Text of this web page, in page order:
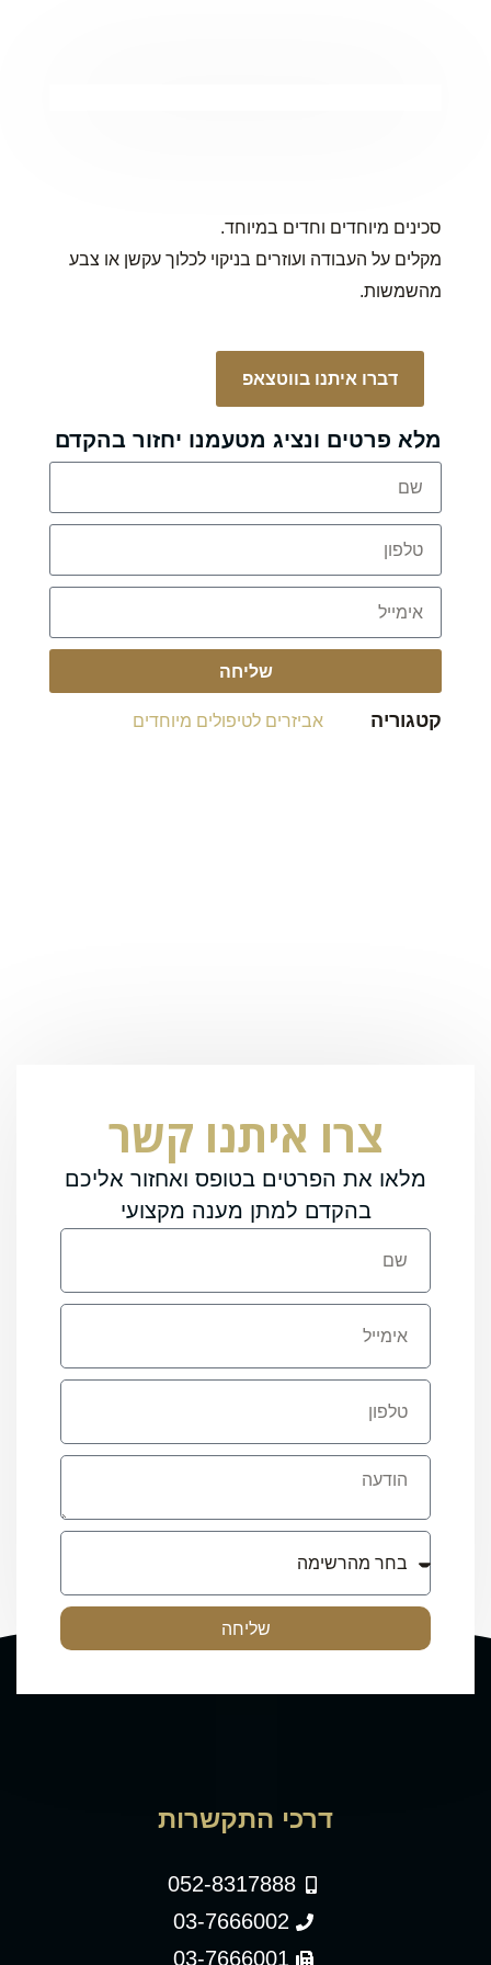
סכינים מיוחדים וחדים במיוחד.
מקלים על העבודה ועוזרים בניקוי לכלוך עקשן או צבע
מהשמשות.
דברו איתנו בווטצאפ
מלא פרטים ונציג מטעמנו יחזור בהקדם
שליחה
קטגוריה אביזרים לטיפולים מיוחדים
צרו איתנו קשר
מלאו את הפרטים בטופס ואחזור אליכם
בהקדם למתן מענה מקצועי
שליחה
דרכי התקשרות
052-8317888
03-7666002
03-7666001